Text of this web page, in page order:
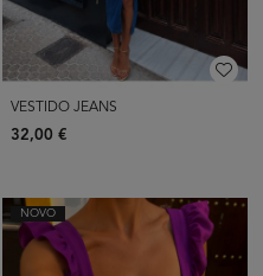
VESTIDO JEANS
32,00 €
NOVO